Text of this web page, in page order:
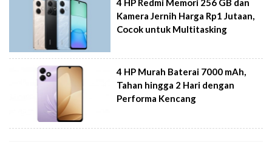
4 HP Redmi Memori 256 GB dan
Kamera Jernih Harga Rp1 Jutaan,
Cocok untuk Multitasking
4 HP Murah Baterai 7000 mAh,
Tahan hingga 2 Hari dengan
Performa Kencang